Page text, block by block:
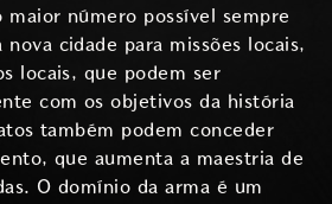
maior número possível sempre
cidade para missões locais,
locais, que podem ser
com os objetivos da história
também podem conceder
que aumenta a maestria de
O domínio da arma é um